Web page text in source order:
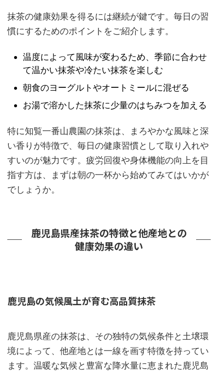
抹茶の健康効果を得るには継続が鍵です。毎日の習
慣にするためのポイントをご紹介します。
温度によって風味が変わるため、季節に合わせ
て温かい抹茶や冷たい抹茶を楽しむ
朝食のヨーグルトやオートミールに混ぜる
お湯で溶かした抹茶に少量のはちみつを加える
特に知覧一番山農園の抹茶は、まろやかな風味と深
い香りが特徴で、毎日の健康習慣として取り入れや
すいのが魅力です。疲労回復や身体機能の向上を目
指す方は、まずは朝の一杯から始めてみてはいかが
でしょうか。
鹿児島県産抹茶の特徴と他産地との
健康効果の違い
鹿児島の気候風土が育む高品質抹茶
鹿児島県産の抹茶は、その独特の気候条件と土壌環
境によって、他産地とは一線を画す特徴を持ってい
ます。温暖な気候と豊富な降水量に恵まれた鹿児島